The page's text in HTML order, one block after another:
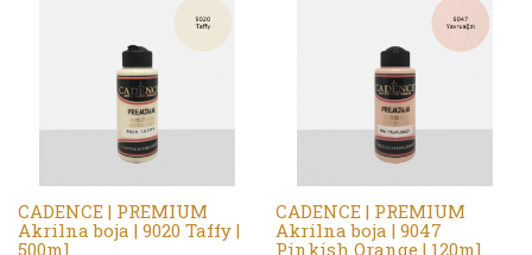
CADENCE | PREMIUM
Akrilna boja | 9020 Taffy |
500ml
CADENCE | PREMIUM
Akrilna boja | 9047
Pinkish Orange | 120ml